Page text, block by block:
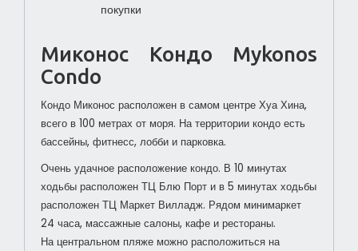
покупки
Миконос Кондо Mykonos
Condo
Кондо Миконос расположен в самом центре Хуа Хина,
всего в 100 метрах от моря. На территории кондо есть
бассейны, фитнесс, лобби и парковка.
Очень удачное расположение кондо. В 10 минутах
ходьбы расположен ТЦ Блю Порт и в 5 минутах ходьбы
расположен ТЦ Маркет Вилладж. Рядом минимаркет
24 часа, массажные салоны, кафе и рестораны.
На центральном пляже можно расположиться на